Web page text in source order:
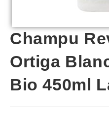
Champu
Ortiga
Bio 450ml